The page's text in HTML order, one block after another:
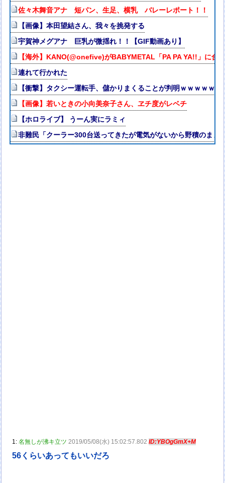
佐々木舞音アナ 短パン、生足、横乳 バレーレポート！！
【画像】本田望結さん、我々を挑発する
宇賀神メグアナ 巨乳が微揺れ！！【GIF動画あり】
【海外】KANO(@onefive)がBABYMETAL「PA PA YA!!」に合
連れて行かれた
【衝撃】タクシー運転手、儲かりまくることが判明ｗｗｗｗｗ
【画像】若いときの小向美奈子さん、ヱチ度がレベチ
【ホロライブ】 うーん実にラミィ
非難民「クーラー300台送ってきたが電気がないから野積のまま
1:名無しが沸キ立ツ 2019/05/08(水) 15:02:57.802ID:YBOgGmX+M
56くらいあってもいいだろ